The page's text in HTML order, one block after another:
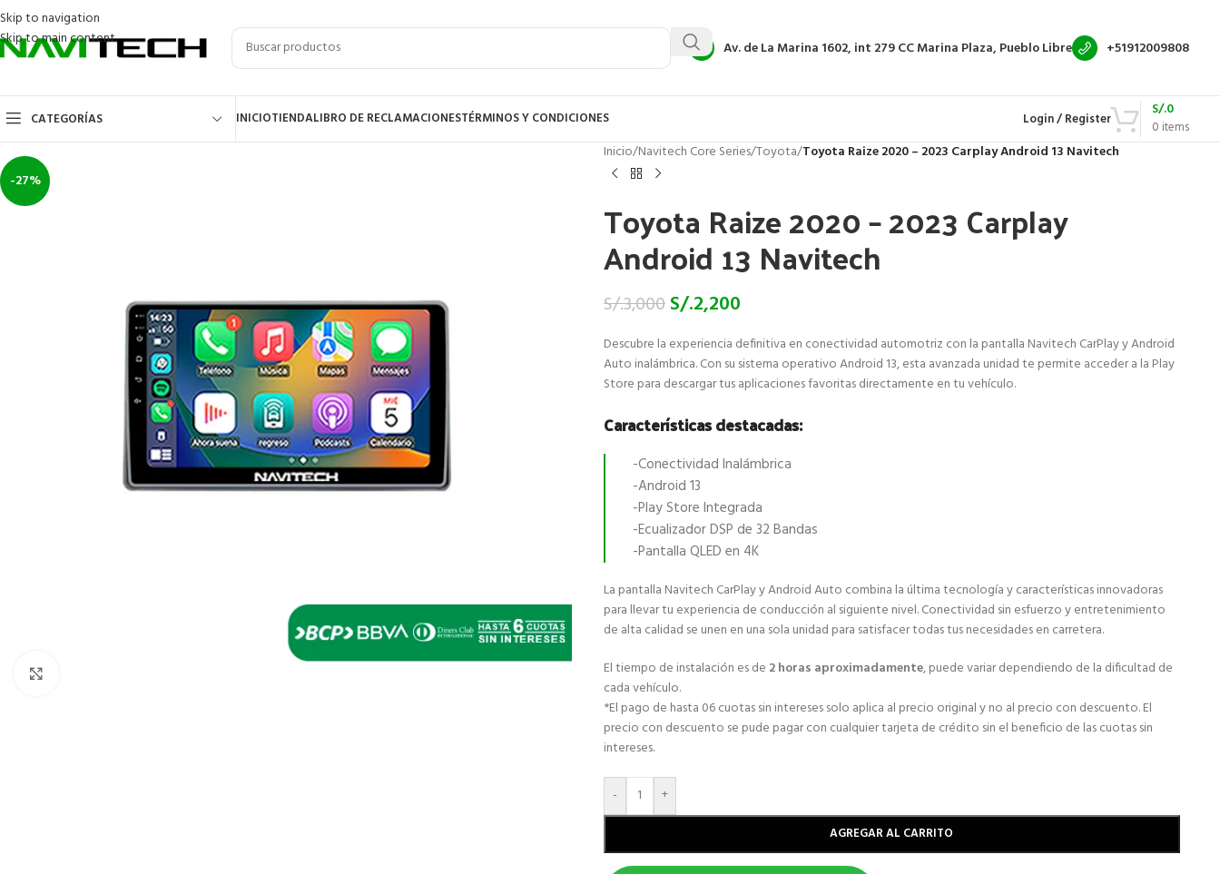
Skip to navigation
Skip to main content
Av. de La Marina 1602, int 279CC Marina Plaza, Pueblo Libre +51912009808
CATEGORÍAS INICIOTIENDALIBRO DE RECLAMACIONESTÉRMINOS Y CONDICIONES Login / Register 0 items
S/.0
-27%
Inicio/Navitech Core Series/Toyota/Toyota Raize 2020 – 2023 Carplay Android 13 Navitech
Toyota Raize 2020 – 2023 Carplay
Android 13 Navitech
S/.3,000S/.2,200
Descubre la experiencia definitiva en conectividad automotriz con la pantalla Navitech CarPlay y Android
Auto inalámbrica. Con su sistema operativo Android 13, esta avanzada unidad te permite acceder a la Play
Store para descargar tus aplicaciones favoritas directamente en tu vehículo.
Características destacadas:
-Conectividad Inalámbrica
-Android 13
-Play Store Integrada
-Ecualizador DSP de 32 Bandas
-Pantalla QLED en 4K
La pantalla Navitech CarPlay y Android Auto combina la última tecnología y características innovadoras
para llevar tu experiencia de conducción al siguiente nivel. Conectividad sin esfuerzo y entretenimiento
de alta calidad se unen en una sola unidad para satisfacer todas tus necesidades en carretera.
El tiempo de instalación es de 2 horas aproximadamente, puede variar dependiendo de la dificultad de
cada vehículo.
*El pago de hasta 06 cuotas sin intereses solo aplica al precio original y no al precio con descuento. El
precio con descuento se pude pagar con cualquier tarjeta de crédito sin el beneficio de las cuotas sin
intereses.
- +
AGREGAR AL CARRITO